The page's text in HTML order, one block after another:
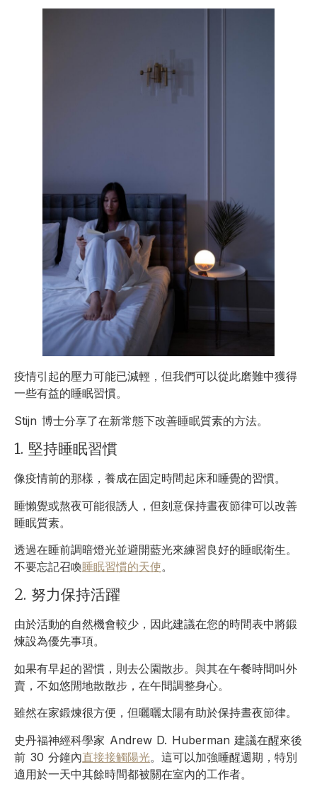
疫情引起的壓力可能已減輕，但我們可以從此磨難中獲得
一些有益的睡眠習慣。
Stijn 博士分享了在新常態下改善睡眠質素的方法。
1. 堅持睡眠習慣
像疫情前的那樣，養成在固定時間起床和睡覺的習慣。
睡懶覺或熬夜可能很誘人，但刻意保持晝夜節律可以改善
睡眠質素。
透過在睡前調暗燈光並避開藍光來練習良好的睡眠衛生。
不要忘記召喚睡眠習慣的天使。
2. 努力保持活躍
由於活動的自然機會較少，因此建議在您的時間表中將鍛
煉設為優先事項。
如果有早起的習慣，則去公園散步。與其在午餐時間叫外
賣，不如悠閒地散散步，在午間調整身心。
雖然在家鍛煉很方便，但曬曬太陽有助於保持晝夜節律。
史丹福神經科學家 Andrew D. Huberman 建議在醒來後
前 30 分鐘內直接接觸陽光。這可以加強睡醒週期，特別
適用於一天中其餘時間都被關在室內的工作者。